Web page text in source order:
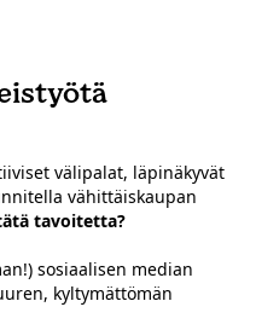
välipalat, läpinäkyvät
vähittäiskaupan
tavoitetta?
sosiaalisen median
kyltymättömän